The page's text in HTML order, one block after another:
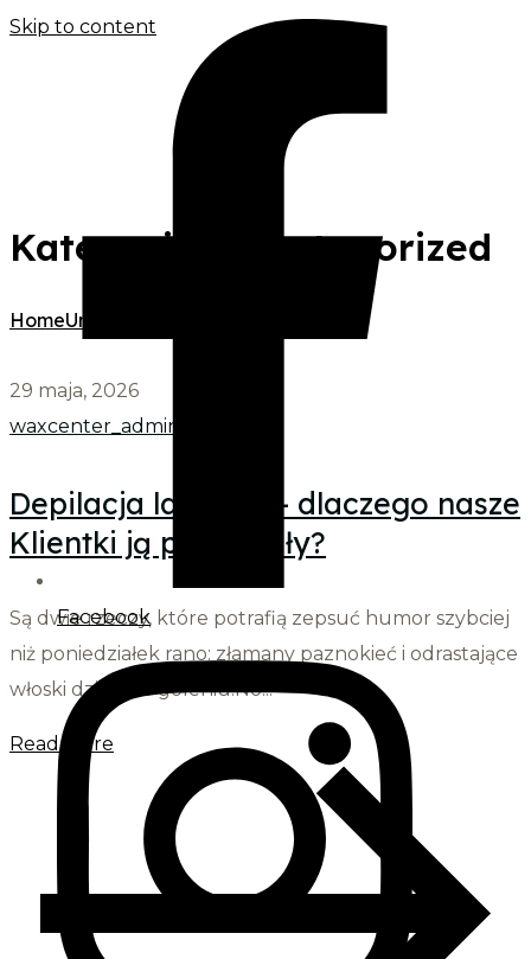
Skip to content
Facebook
Kategoria: Uncategorized
HomeUncategorized
29 maja, 2026
waxcenter_admin
Depilacja laserem – dlaczego nasze
Klientki ją pokochały?
Są dwie rzeczy, które potrafią zepsuć humor szybciej
niż poniedziałek rano: złamany paznokieć i odrastające
włoski dzień po goleniu.No...
Read More